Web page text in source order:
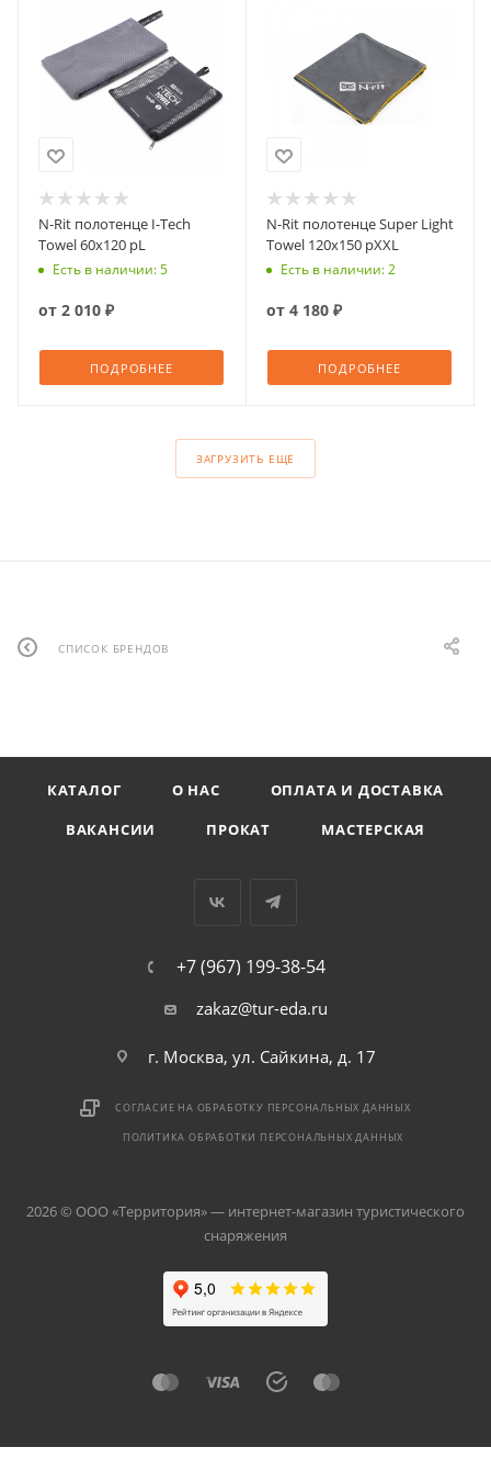
N-Rit полотенце I-Tech
Towel 60x120 рL
Есть в наличии: 5
от 2 010 ₽
ПОДРОБНЕЕ
N-Rit полотенце Super Light
Towel 120х150 рXXL
Есть в наличии: 2
от 4 180 ₽
ПОДРОБНЕЕ
ЗАГРУЗИТЬ ЕЩЕ
СПИСОК БРЕНДОВ
КАТАЛОГ О НАС
ОПЛАТА И ДОСТАВКА
ВАКАНСИИ
ПРОКАТ МАСТЕРСКАЯ
+7 (967) 199-38-54
zakaz@tur-eda.ru
г. Москва, ул. Сайкина, д. 17
СОГЛАСИЕ НА ОБРАБОТКУ ПЕРСОНАЛЬНЫХ ДАННЫХ
ПОЛИТИКА ОБРАБОТКИ ПЕРСОНАЛЬНЫХ ДАННЫХ
2026 © ООО «Территория» — интернет-магазин туристического
снаряжения